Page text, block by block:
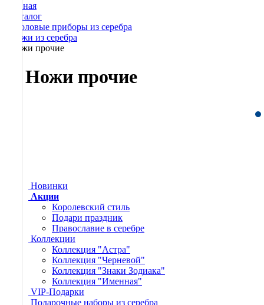
Главная
Каталог
Столовые приборы из серебра
Ножи из серебра
Ножи прочие
Ножи прочие
Новинки
Акции
Королевский стиль
Подари праздник
Православие в серебре
Коллекции
Коллекция "Астра"
Коллекция "Черневой"
Коллекция "Знаки Зодиака"
Коллекция "Именная"
VIP-Подарки
Подарочные наборы из серебра